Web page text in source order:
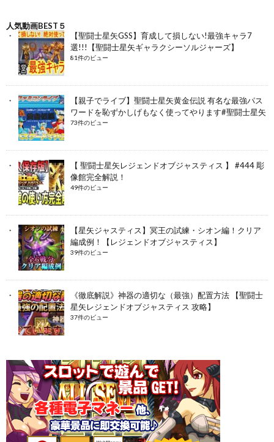
人気動画BEST５
【聖闘士星矢GSS】育成して損しない!最強キャラ7
選!!!【聖闘士星矢ギャラクシーソルジャーズ】
81件のビュー
【親子でライブ】聖闘士星矢黄金伝説 有名な最強パス
ワードを恥ずかしげもなく使ってやります#聖闘士星矢
73件のビュー
【 聖闘士星矢レジェンドオブジャスティス 】 #444 彫
像館完全解説！
49件のビュー
【星矢ジャスティス】冥王の試練・シオン編！クリア
編成例！【レジェンドオブジャスティス】
39件のビュー
《徹底解説》神器の適切な（最強）配置方法 【聖闘士
星矢レジェンドオブジャスティス 攻略】
37件のビュー